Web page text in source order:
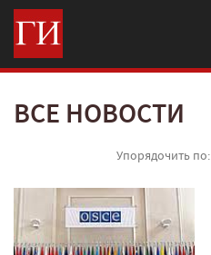
ВСЕ НОВОСТИ
Упорядочить по: